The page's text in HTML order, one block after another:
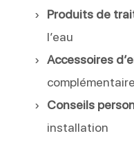
Produits de
l’eau
Accessoires
Conseils
installation